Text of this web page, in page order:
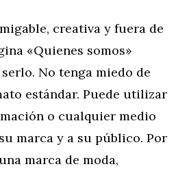
creativa y fuera de
«Quienes somos»
No tenga miedo de
estándar. Puede utilizar
o cualquier medio
marca y a su público. Por
marca de moda,